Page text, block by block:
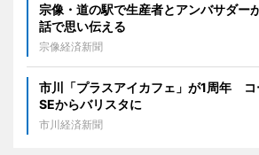
宗像・道の駅で生産者とアンバサダ
話で思い伝える
宗像経済新聞
市川「プラスアイカフェ」が1周年 コ
SEからバリスタに
市川経済新聞